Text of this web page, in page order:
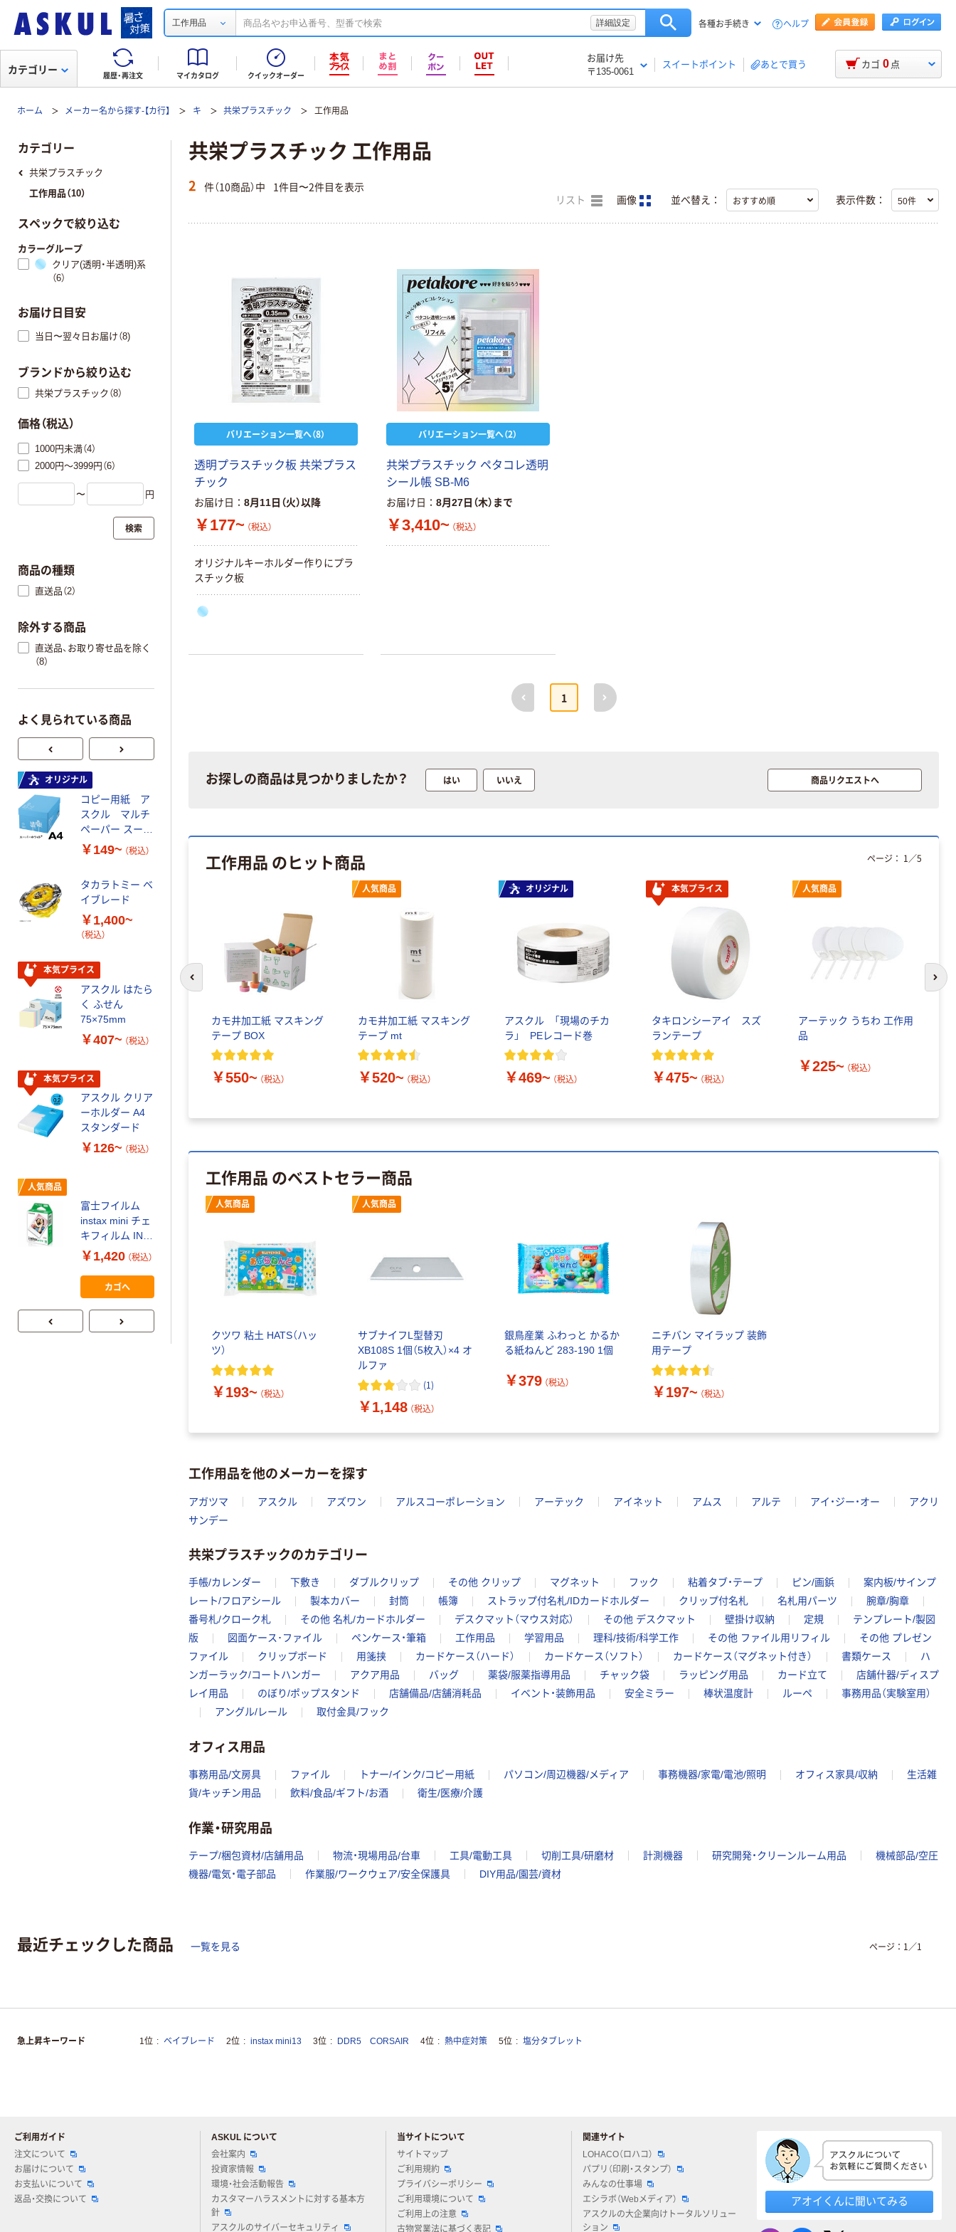
工作用品 詳細設定 各種お手続き ヘルプ
履歴・再注文 マイカタログ クイックオーダー
お届け先
〒135-0061
スイートポイント あとで買う
カテゴリー カゴ 0 点
ホーム メーカー名から探す-【カ行】 キ 共栄プラスチック 工作用品
共栄プラスチック 工作用品
2 件（10商品）中 1件目〜2件目を表示
リスト 画像 並べ替え： 表示件数：
バリエーション一覧へ（8）
透明プラスチック板 共栄プラス
チック
お届け日 8月11日（火）以降
￥177~ （税込）
オリジナルキーホルダー作りにプラ
スチック板
バリエーション一覧へ（2）
共栄プラスチック ペタコレ透明
シール帳 SB-M6
お届け日 8月27日（木）まで
￥3,410~ （税込）
前へ
1
次へ
お探しの商品は見つかりましたか？ はい いいえ 商品リクエストへ
工作用品 のヒット商品
パリオシール 恐竜 動
物 昆虫 シール
カモ井加工紙 マスキング
テープ BOX
￥550~ （税込）
人気商品
カモ井加工紙 マスキング
テープ mt
￥520~ （税込）
オリジナル
アスクル 「現場のチカ
ラ」 PEレコード巻
￥469~ （税込）
本気プライス
タキロンシーアイ スズ
ランテープ
￥475~ （税込）
人気商品
アーテック うちわ 工作用
品
￥225~ （税込）
ページ： 1 ／5
前のスライドへ 次
工作用品 のベストセラー商品
人気商品
クツワ 粘土 HATS（ハッ
ツ）
￥193~ （税込）
人気商品
サブナイフL型替刃
XB108S 1個（5枚入）×4 オ
ルファ
(1)
￥1,148 （税込）
銀鳥産業 ふわっと かるか
る紙ねんど 283-190 1個
￥379 （税込）
ニチバン マイラップ 装飾
用テープ
￥197~ （税込）
工作用品を他のメーカーを探す
アガツマ アスクル アズワン アルスコーポレーション アーテック アイネット アムス アルテ アイ・ジー・オー
アクリ
サンデー
共栄プラスチックのカテゴリー
手帳/カレンダー 下敷き ダブルクリップ その他 クリップ マグネット フック 粘着タブ・テープ ピン/画鋲
案内板/サインプ
レート/フロアシール
製本カバー 封筒 帳簿 ストラップ付名札/IDカードホルダー クリップ付名札 名札用パーツ
腕章/胸章
番号札/クローク札
その他 名札/カードホルダー デスクマット（マウス対応） その他 デスクマット 壁掛け収納 定規
テンプレート/製図
版
図面ケース･ファイル ペンケース・筆箱 工作用品 学習用品 理科/技術/科学工作 その他 ファイル用リフィル
その他 プレゼン
ファイル
クリップボード 用箋挟 カードケース（ハード） カードケース（ソフト） カードケース（マグネット付き） 書類ケース
ハ
ンガーラック/コートハンガー
アクア用品 バッグ 薬袋/服薬指導用品 チャック袋 ラッピング用品 カード立て
店舗什器/ディスプ
レイ用品
のぼり/ポップスタンド 店舗備品/店舗消耗品 イベント・装飾用品 安全ミラー 棒状温度計 ルーペ
事務用品（実験室用）
アングル/レール
取付金具/フック
オフィス用品
事務用品/文房具 ファイル トナー/インク/コピー用紙 パソコン/周辺機器/メディア 事務機器/家電/電池/照明 オフィス家具/収納
生活雑
貨/キッチン用品
飲料/食品/ギフト/お酒 衛生/医療/介護
作業・研究用品
テープ/梱包資材/店舗用品 物流・現場用品/台車 工具/電動工具 切削工具/研磨材 計測機器 研究開発・クリーンルーム用品
機械部品/空圧
機器/電気・電子部品
作業服/ワークウェア/安全保護具 DIY用品/園芸/資材
カテゴリー
共栄プラスチック
工作用品（10）
スペックで絞り込む
カラーグループ
クリア(透明・半透明)系
（6）
お届け日目安
当日〜翌々日お届け（8)
ブランドから絞り込む
共栄プラスチック（8）
価格（税込）
1000円未満（4）
2000円～3999円（6）
〜 円
検索
商品の種類
直送品（2）
除外する商品
直送品、お取り寄せ品を除く
（8）
よく見られている商品
オリジナル
コピー用紙 ア
スクル マルチ
ペーパー スーパ
ーホワイト+
￥149~ （税込）
タカラトミー ベ
イブレード
￥1,400~
（税込）
本気プライス
アスクル はたら
く ふせん
75×75mm
￥407~ （税込）
本気プライス
アスクル クリア
ーホルダー A4
スタンダード
￥126~ （税込）
人気商品
富士フイルム
instax mini チェ
キフィルム INS
MINI JP1 1パッ
ク（10枚入り）
￥1,420 （税込）
カゴへ
オリジナル
オマス素材10％
配合
形 アルカリ乾
電池 北欧パッ
ケージ アスク
ルオリジナル
￥140~ （税込）
ティッシュペー
パー ボックス
スクル スマート
コンパクト ビ
コピー用紙 マ
スーパーエコノ
ミー+
￥149~ （税込）
本気プライス
スクル 現場のチ
カラ 厚さ
0.22mm 布テー
プ
￥145~ （税込）
本気プライス
本気プライス
パー ダブル60
100% 6ロール
￥460~
乾電池 単4
形 アルカリ乾
ケージ アスク
ルオリジナル
アスクルオリジ
トフィルム A4
サイズ
100μ（ミクロン）
￥458~
本気プライス
100％ 200枚
FSC認証 シング
￥149~
オリジナル
オリジナル
ぞ。」 緑茶
￥528~ （税込）
アスクル プラス
チックグローブ
ーフリー）
instax mini13
￥12,100~
エスワン（OS-1）
￥159~ （税込）
本気プライス
ニチバン セロテ
￥124~
本気プライス
アスクル セロハ
ンテープ
￥216~
本気プライス
ート 大王製紙
レクリーナー
ノミータイプ
A4タテ(コクヨ
製造）
￥115~
本気プライス
12mm幅 （黒文
WW2
（税込）
パー シングル
リサイクル100
最近チェックした商品 一覧を見る ページ： 1 ／1
急上昇キーワード 1位 ベイブレード 2位 instax mini13 3位 DDR5 CORSAIR 4位 熱中症対策 5位 塩分タブレット
ご利用ガイド
注文について
お届けについて
お支払いについて
返品・交換について
ASKUL について
会社案内
投資家情報
環境・社会活動報告
カスタマーハラスメントに対する基本方
針
アスクルのサイバーセキュリティ
当サイトについて
サイトマップ
ご利用規約
プライバシーポリシー
ご利用環境について
ご利用上の注意
古物営業法に基づく表記
関連サイト
LOHACO（ロハコ）
パプリ（印刷・スタンプ）
みんなの仕事場
エシラボ（Webメディア）
アスクルの大企業向けトータルソリュー
ション
アオイくんに聞いてみる